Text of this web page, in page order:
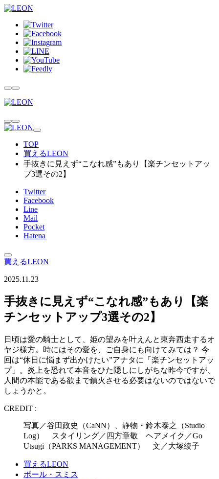
TOP
買えるLEON
手抜きに見えず“こなれ感”もあり【楽チンセットアッ
プ3選その2】
Twitter
Facebook
Line
Mail
Pocket
Hatena
買えるLEON
2025.11.23
手抜きに見えず“こなれ感”もあり【楽
チンセットアップ3選その2】
日頃は愛の騎士として、姫の望みを叶えんと東奔西走するオ
ヤジ様方。時にはその愛を、ご自身にも向けてみては？ 今
回は“休日に悩まず出かけたい”アナタに「楽チンセットアッ
プ」。炎上を恐れて本音をひた隠しにしがちな昨今ですが、
人間の本能である欲まで鎮火させる必要はないのではないで
しょうかと。
CREDIT :
写真／谷田政史（CaNN）、静物・鈴木泰之（Studio
Log） スタイリング／四方章敬 ヘアメイク／Go
Utsugi（PARKS MANAGEMENT） 文／大塚綾子
買えるLEON
ポール・スミス